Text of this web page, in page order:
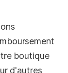
boutique
d'autres